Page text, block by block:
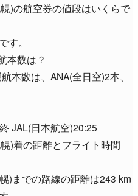
)の航空券の値段はいくらで
す。
本数は？
本数は、ANA(全日空)2本、
JAL(日本航空)20:25
)着の距離とフライト時間
)までの路線の距離は243 km